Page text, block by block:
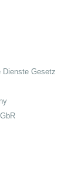
Dienste Gesetz